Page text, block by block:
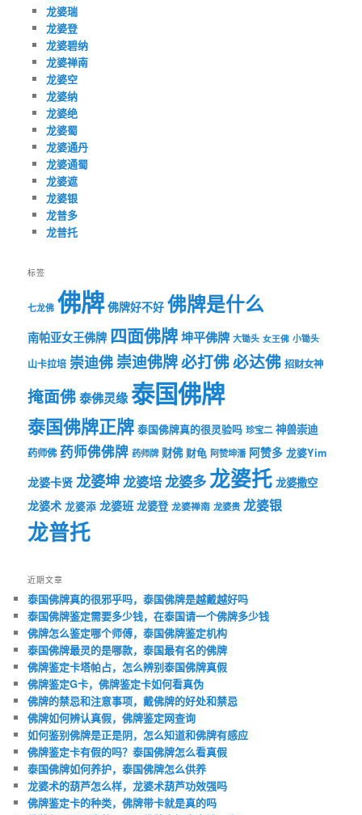
龙婆瑞
龙婆登
龙婆碧纳
龙婆禅南
龙婆空
龙婆纳
龙婆绝
龙婆蜀
龙婆通丹
龙婆通蜀
龙婆遮
龙婆银
龙普多
龙普托
标签
七龙佛 佛牌 佛牌好不好 佛牌是什么
南帕亚女王佛牌 四面佛牌坤平佛牌 大锄头 女王佛 小锄头
山卡拉培 崇迪佛崇迪佛牌必打佛必达佛 招财女神
掩面佛泰佛灵缘泰国佛牌
泰国佛牌正牌 泰国佛牌真的很灵验吗 珍宝二 神兽崇迪
药师佛 药师佛佛牌 药师牌 财佛 财龟 阿赞坤潘 阿赞多 龙婆Yim
龙婆卡贤 龙婆坤龙婆培 龙婆多龙婆托 龙婆撒空
龙婆术 龙婆添 龙婆班 龙婆登 龙婆禅南 龙婆贵 龙婆银
龙普托
近期文章
泰国佛牌真的很邪乎吗，泰国佛牌是越戴越好吗
泰国佛牌鉴定需要多少钱，在泰国请一个佛牌多少钱
佛牌怎么鉴定哪个师傅，泰国佛牌鉴定机构
泰国佛牌最灵的是哪款，泰国最有名的佛牌
佛牌鉴定卡塔帕占，怎么辨别泰国佛牌真假
佛牌鉴定G卡，佛牌鉴定卡如何看真伪
佛牌的禁忌和注意事项，戴佛牌的好处和禁忌
佛牌如何辨认真假，佛牌鉴定网查询
如何鉴别佛牌是正是阴，怎么知道和佛牌有感应
佛牌鉴定卡有假的吗？泰国佛牌怎么看真假
泰国佛牌如何养护，泰国佛牌怎么供养
龙婆术的葫芦怎么样，龙婆术葫芦功效强吗
佛牌鉴定卡的种类，佛牌带卡就是真的吗